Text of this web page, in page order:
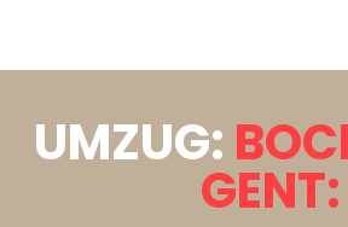
UMZUG:
GENT: